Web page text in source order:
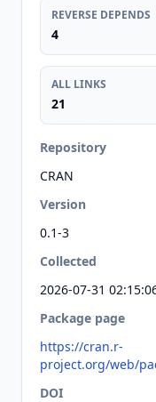
REVERSE DEPENDS
4
ALL LINKS
21
Repository
CRAN
Version
0.1-3
Collected
2026-07-31
Package page
https://cran.r-
project.org/web/
DOI